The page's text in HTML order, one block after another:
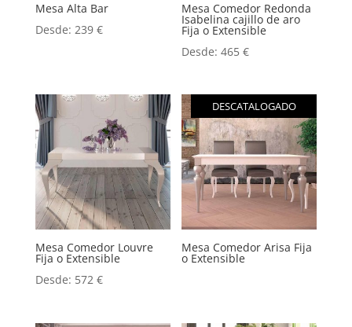
Mesa Alta Bar
Desde: 239 €
Mesa Comedor Redonda
Isabelina cajillo de aro
Fija o Extensible
Desde:465€
Mesa Comedor Louvre
Fija o Extensible
Desde: 572 €
DESCATALOGADO
Mesa Comedor Arisa Fija
o Extensible